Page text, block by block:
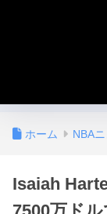
ホーム NBA
Isaiah